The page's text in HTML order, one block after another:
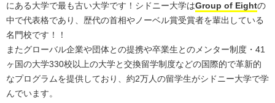
にある大学で最も古い大学です！シドニー大学はGroup of Eightの
中で代表格であり、歴代の首相やノーベル賞受賞者を輩出している
名門校です！！
またグローバル企業や団体との提携や卒業生とのメンター制度・41
ヶ国の大学330校以上の大学と交換留学制度などの国際的で革新的
なプログラムを提供しており、約2万人の留学生がシドニー大学で学
んでいます。